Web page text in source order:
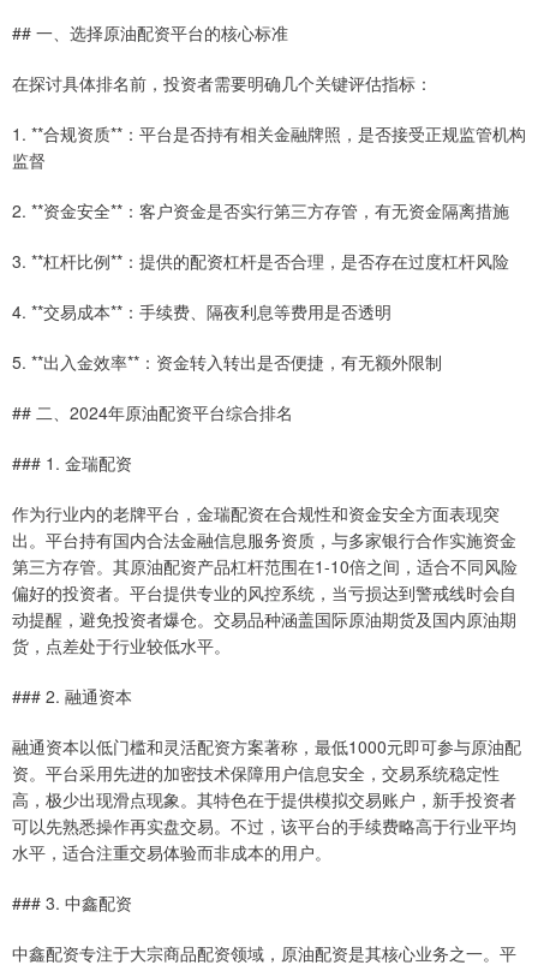
## 一、选择原油配资平台的核心标准
在探讨具体排名前，投资者需要明确几个关键评估指标：
1. **合规资质**：平台是否持有相关金融牌照，是否接受正规监管机构
监督
2. **资金安全**：客户资金是否实行第三方存管，有无资金隔离措施
3. **杠杆比例**：提供的配资杠杆是否合理，是否存在过度杠杆风险
4. **交易成本**：手续费、隔夜利息等费用是否透明
5. **出入金效率**：资金转入转出是否便捷，有无额外限制
## 二、2024年原油配资平台综合排名
### 1. 金瑞配资
作为行业内的老牌平台，金瑞配资在合规性和资金安全方面表现突
出。平台持有国内合法金融信息服务资质，与多家银行合作实施资金
第三方存管。其原油配资产品杠杆范围在1-10倍之间，适合不同风险
偏好的投资者。平台提供专业的风控系统，当亏损达到警戒线时会自
动提醒，避免投资者爆仓。交易品种涵盖国际原油期货及国内原油期
货，点差处于行业较低水平。
### 2. 融通资本
融通资本以低门槛和灵活配资方案著称，最低1000元即可参与原油配
资。平台采用先进的加密技术保障用户信息安全，交易系统稳定性
高，极少出现滑点现象。其特色在于提供模拟交易账户，新手投资者
可以先熟悉操作再实盘交易。不过，该平台的手续费略高于行业平均
水平，适合注重交易体验而非成本的用户。
### 3. 中鑫配资
中鑫配资专注于大宗商品配资领域，原油配资是其核心业务之一。平